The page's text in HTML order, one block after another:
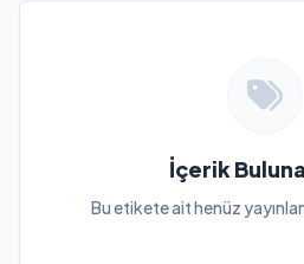
İçerik
Bu etikete ait henüz